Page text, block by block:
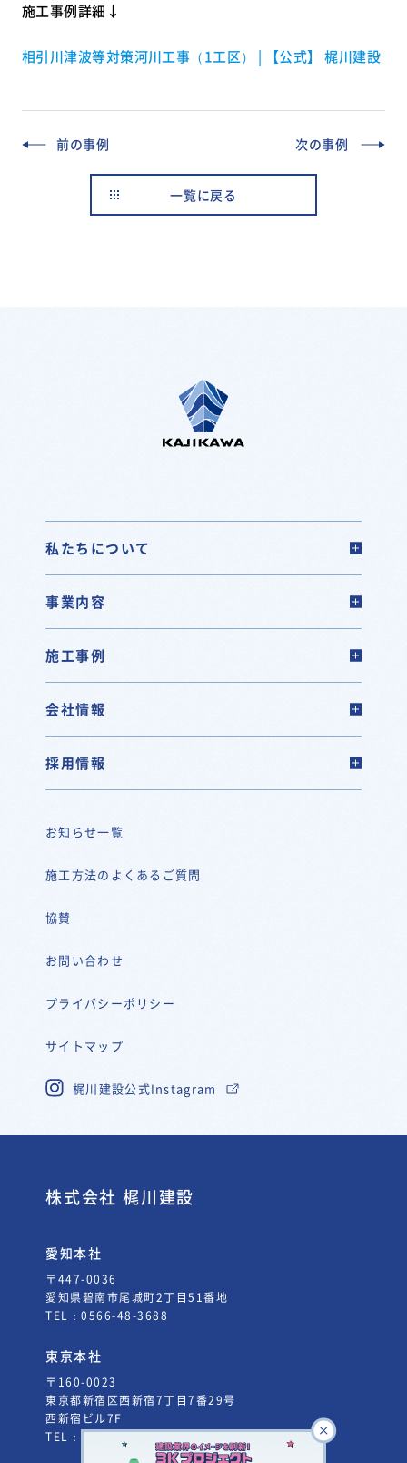
施工事例詳細↓
相引川津波等対策河川工事（1工区） | 【公式】 梶川建設
前の事例 次の事例
一覧に戻る
私たちについて
事業内容
施工事例
会社情報
採用情報
お知らせ一覧
施工方法のよくあるご質問
協賛
お問い合わせ
プライバシーポリシー
サイトマップ
梶川建設公式Instagram
株式会社 梶川建設
愛知本社
〒447-0036
愛知県碧南市尾城町2丁目51番地
TEL： 0566-48-3688
東京本社
〒160-0023
東京都新宿区西新宿7丁目7番29号
西新宿ビル7F
TEL： 03-5338-3660